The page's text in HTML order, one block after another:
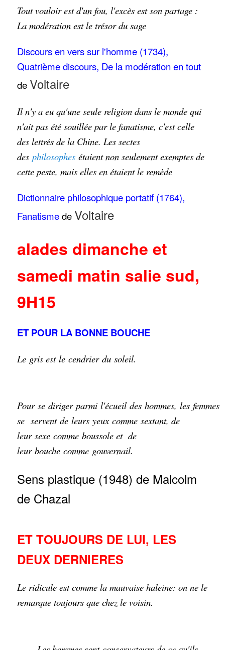
Tout vouloir est d'un fou, l'excès est son partage :
La modération est le trésor du sage
Discours en vers sur l'homme (1734),
Quatrième discours, De la modération en tout
de Voltaire
Il n'y a eu qu'une seule religion dans le monde qui
n'ait pas été souillée par le fanatisme, c'est celle
des lettrés de la Chine. Les sectes
desphilosophes étaient non seulement exemptes de
cette peste, mais elles en étaient le remède
Dictionnaire philosophique portatif (1764),
Fanatismede Voltaire
alades dimanche et
samedi matin salie sud,
9H15
ET POUR LA BONNE BOUCHE
Le grisestlecendrierdusoleil.
Poursediriger parmi l'écueil des hommes,les femmes
seserventdeleurs yeux comme sextant,de
leur sexe comme boussole et de
leur bouche comme gouvernail.
Sens plastique (1948) de Malcolm
de Chazal
ET TOUJOURS DE LUI, LES
DEUX DERNIERES
Le ridicule est comme la mauvaise haleine: on ne le
remarque toujours que chez le voisin.